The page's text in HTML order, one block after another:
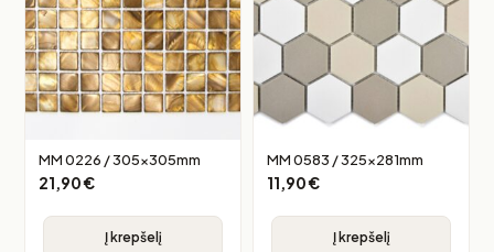
MM 0226 / 305x305mm
21,90€
Į krepšelį
MM 0583 / 325x281mm
11,90€
Į krepšelį